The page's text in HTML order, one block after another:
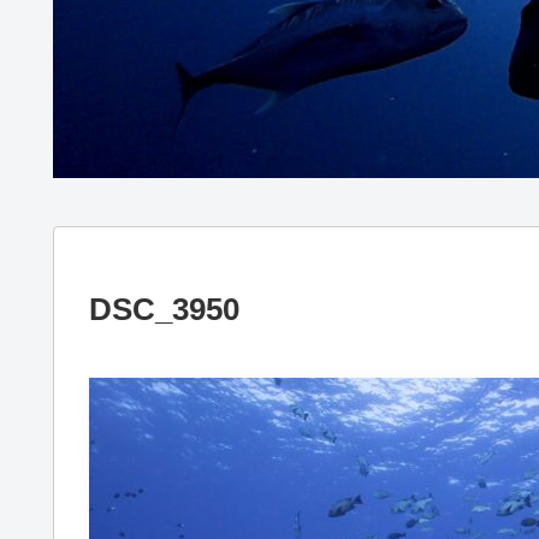
DSC_3950